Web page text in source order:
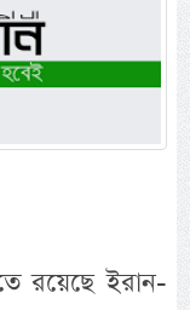
রয়েছে ইরান-